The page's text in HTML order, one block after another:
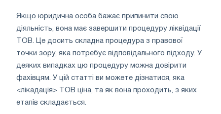
Якщо юридична особа бажає припинити свою
діяльність, вона має завершити процедуру ліквідації
ТОВ. Це досить складна процедура з правової
точки зору, яка потребує відповідального підходу. У
деяких випадках цю процедуру можна довірити
фахівцям. У цій статті ви можете дізнатися, яка
<лікадація> ТОВ ціна, та як вона проходить, з яких
етапів складається.